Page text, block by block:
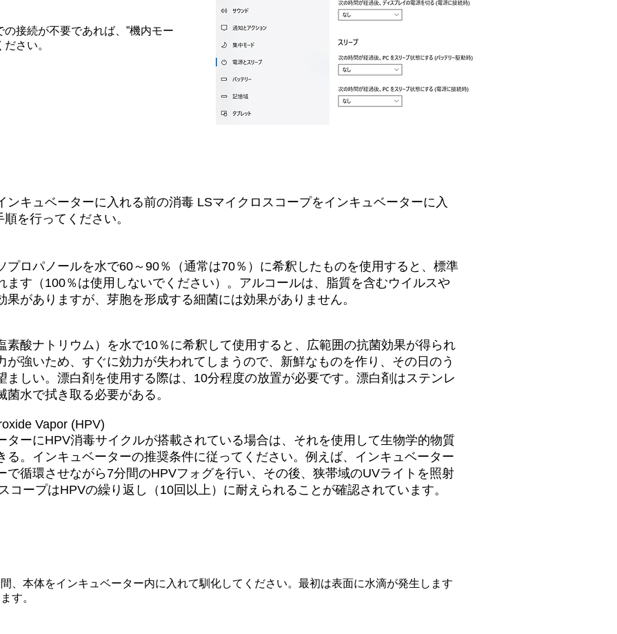
接続が不要であれば、”機内モー
さい。
キュベーターに入れる前の消毒 LSマイクロスコープをインキュベーターに入
を行ってください。
プロパノールを水で60～90％（通常は70％）に希釈したものを使用すると、標準
ます（100％は使用しないでください）。アルコールは、脂質を含むウイルスや
果がありますが、芽胞を形成する細菌には効果がありません。
素酸ナトリウム）を水で10％に希釈して使用すると、広範囲の抗菌効果が得られ
が強いため、すぐに効力が失われてしまうので、新鮮なものを作り、その日のう
ましい。漂白剤を使用する際は、10分程度の放置が必要です。漂白剤はステンレ
水で拭き取る必要がある。
Vapor (HPV)
ターにHPV消毒サイクルが搭載されている場合は、それを使用して生物学的物質
る。インキュベーターの推奨条件に従ってください。例えば、インキュベーター
で循環させながら7分間のHPVフォグを行い、その後、狭帯域のUVライトを照射
コープはHPVの繰り返し（10回以上）に耐えられることが確認されています。
、本体をインキュベーター内に入れて馴化してください。最初は表面に水滴が発生します
す。